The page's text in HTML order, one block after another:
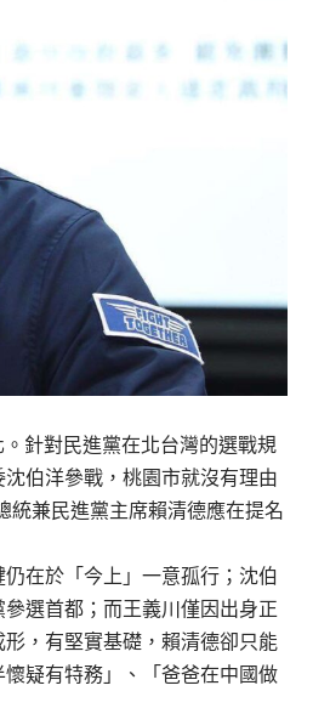
針對民進黨在北台灣的選戰規
伯洋參戰，桃園市就沒有理由
統兼民進黨主席賴清德應在提名
在於「今上」一意孤行；沈伯
選首都；而王義川僅因出身正
，有堅實基礎，賴清德卻只能
疑有特務」、「爸爸在中國做